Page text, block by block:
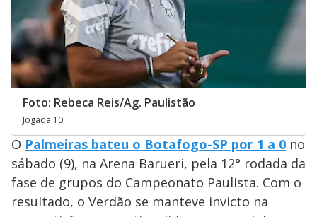
Foto: Rebeca Reis/Ag. Paulistão
Jogada 10
O Palmeiras bateu o Botafogo-SP por 1 a 0 no
sábado (9), na Arena Barueri, pela 12° rodada da
fase de grupos do Campeonato Paulista. Com o
resultado, o Verdão se manteve invicto na